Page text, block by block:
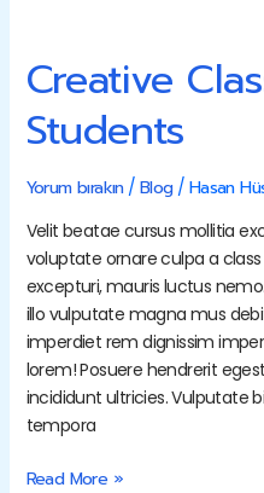
Creative
Students
Yorum bırakın / Blog/ Hasan
Velit beatae cursus mollitia
voluptate ornare culpa a
excepturi, mauris luctus
illo vulputate magna mus
imperdiet rem dignissim
lorem! Posuere hendrerit
incididunt ultricies. Vulputate
tempora
For
Students
Read More »